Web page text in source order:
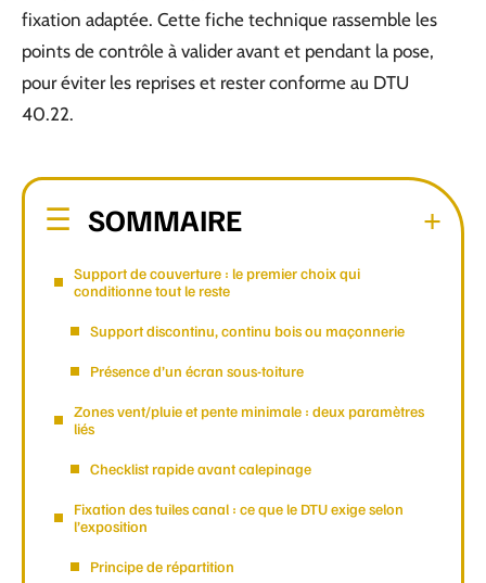
fixation adaptée. Cette fiche technique rassemble les
points de contrôle à valider avant et pendant la pose,
pour éviter les reprises et rester conforme au DTU
40.22.
SOMMAIRE
Support de couverture : le premier choix qui
conditionne tout le reste
Support discontinu, continu bois ou maçonnerie
Présence d’un écran sous-toiture
Zones vent/pluie et pente minimale : deux paramètres
liés
Checklist rapide avant calepinage
Fixation des tuiles canal : ce que le DTU exige selon
l’exposition
Principe de répartition